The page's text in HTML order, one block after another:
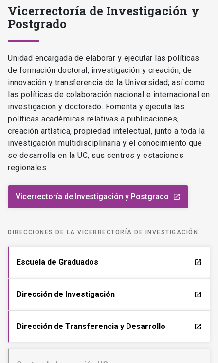
Vicerrectoría de Investigación y
Postgrado
Unidad encargada de elaborar y ejecutar las políticas
de formación doctoral, investigación y creación, de
innovación y transferencia de la Universidad; así como
las políticas de colaboración nacional e internacional en
investigación y doctorado. Fomenta y ejecuta las
políticas académicas relativas a publicaciones,
creación artística, propiedad intelectual, junto a toda la
investigación multidisciplinaria y el conocimiento que
se desarrolla en la UC, sus centros y estaciones
regionales.
Vicerrectoría de Investigación y Postgrado launch
DIRECCIONES DE LA VICERRECTORÍA DE INVESTIGACIÓN
Escuela de Graduados launch
Dirección de Investigación launch
Dirección de Transferencia y Desarrollo launch